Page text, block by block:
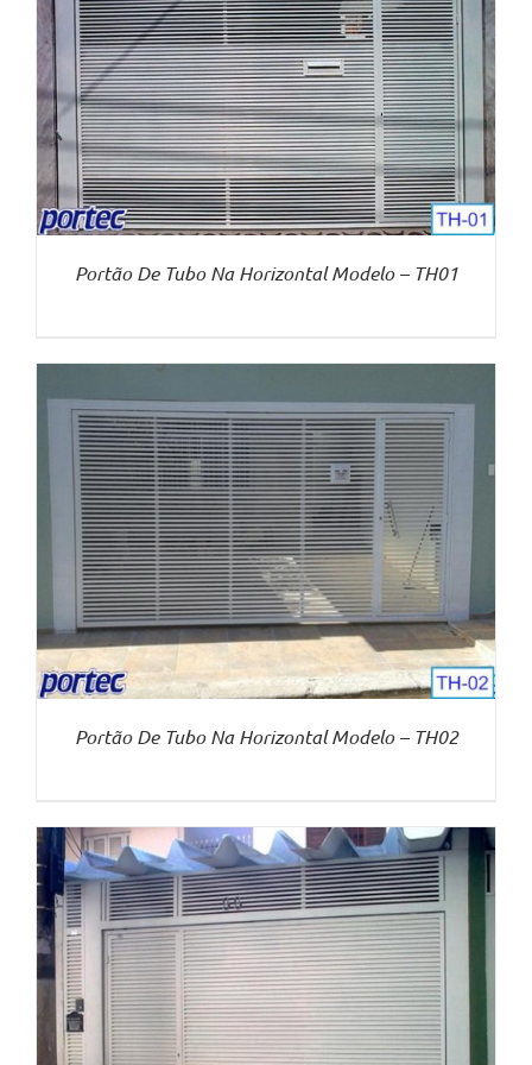
Portão De Tubo Na Horizontal Modelo – TH01
Portão De Tubo Na Horizontal Modelo – TH02